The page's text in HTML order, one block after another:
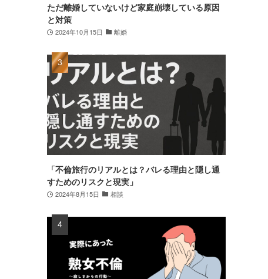
ただ離婚していないけど家庭崩壊している原因
と対策
2024年10月15日 離婚
「不倫旅行のリアルとは？バレる理由と隠し通
すためのリスクと現実」
2024年8月15日 相談